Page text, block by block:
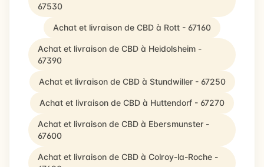
67530
Achat et livraison de CBD à Rott - 67160
Achat et livraison de CBD à Heidolsheim -
67390
Achat et livraison de CBD à Stundwiller - 67250
Achat et livraison de CBD à Huttendorf - 67270
Achat et livraison de CBD à Ebersmunster -
67600
Achat et livraison de CBD à Colroy-la-Roche -